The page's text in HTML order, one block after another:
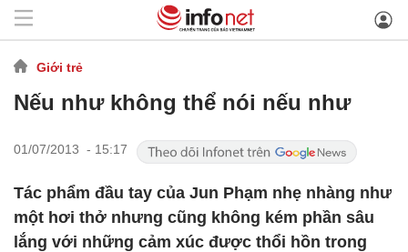
Giới trẻ
Nếu như không thể nói nếu như
01/07/2013 - 15:17
Tác phẩm đầu tay của Jun Phạm nhẹ nhàng như
một hơi thở nhưng cũng không kém phần sâu
lắng với những cảm xúc được thổi hồn trong